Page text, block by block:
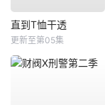
直到T恤干透
更新至第05集